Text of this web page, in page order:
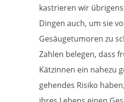
kastrieren wir
Dingen auch, um sie
Gesäugetumoren zu
Zahlen belegen, dass
Kätzinnen ein nahezu
gehendes Risiko